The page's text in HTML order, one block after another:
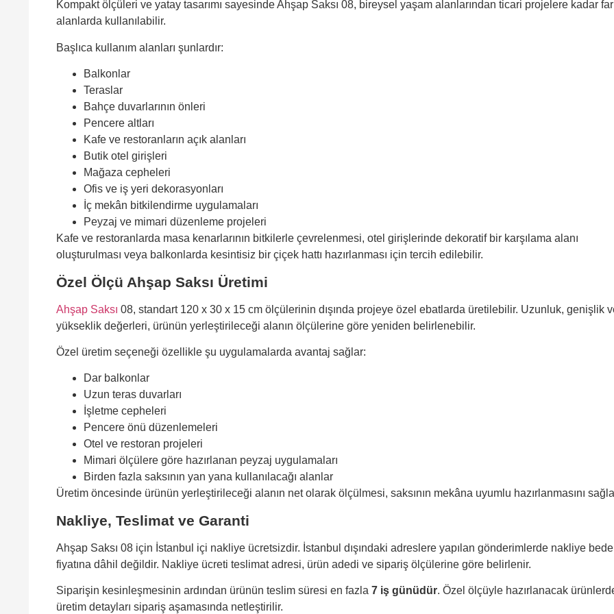
Kompakt ölçüleri ve yatay tasarımı sayesinde Ahşap Saksı 08, bireysel yaşam alanlarından ticari projelere kadar
alanlarda kullanılabilir.
Başlıca kullanım alanları şunlardır:
Balkonlar
Teraslar
Bahçe duvarlarının önleri
Pencere altları
Kafe ve restoranların açık alanları
Butik otel girişleri
Mağaza cepheleri
Ofis ve iş yeri dekorasyonları
İç mekân bitkilendirme uygulamaları
Peyzaj ve mimari düzenleme projeleri
Kafe ve restoranlarda masa kenarlarının bitkilerle çevrelenmesi, otel girişlerinde dekoratif bir karşılama alanı
oluşturulması veya balkonlarda kesintisiz bir çiçek hattı hazırlanması için tercih edilebilir.
Özel Ölçü Ahşap Saksı Üretimi
Ahşap Saksı 08, standart 120 x 30 x 15 cm ölçülerinin dışında projeye özel ebatlarda üretilebilir. Uzunluk, genişlik
yükseklik değerleri, ürünün yerleştirileceği alanın ölçülerine göre yeniden belirlenebilir.
Özel üretim seçeneği özellikle şu uygulamalarda avantaj sağlar:
Dar balkonlar
Uzun teras duvarları
İşletme cepheleri
Pencere önü düzenlemeleri
Otel ve restoran projeleri
Mimari ölçülere göre hazırlanan peyzaj uygulamaları
Birden fazla saksının yan yana kullanılacağı alanlar
Üretim öncesinde ürünün yerleştirileceği alanın net olarak ölçülmesi, saksının mekâna uyumlu hazırlanmasını
Nakliye, Teslimat ve Garanti
Ahşap Saksı 08 için İstanbul içi nakliye ücretsizdir. İstanbul dışındaki adreslere yapılan gönderimlerde nakliye
fiyatına dâhil değildir. Nakliye ücreti teslimat adresi, ürün adedi ve sipariş ölçülerine göre belirlenir.
Siparişin kesinleşmesinin ardından ürünün teslim süresi en fazla 7 iş günüdür. Özel ölçüyle hazırlanacak
üretim detayları sipariş aşamasında netleştirilir.